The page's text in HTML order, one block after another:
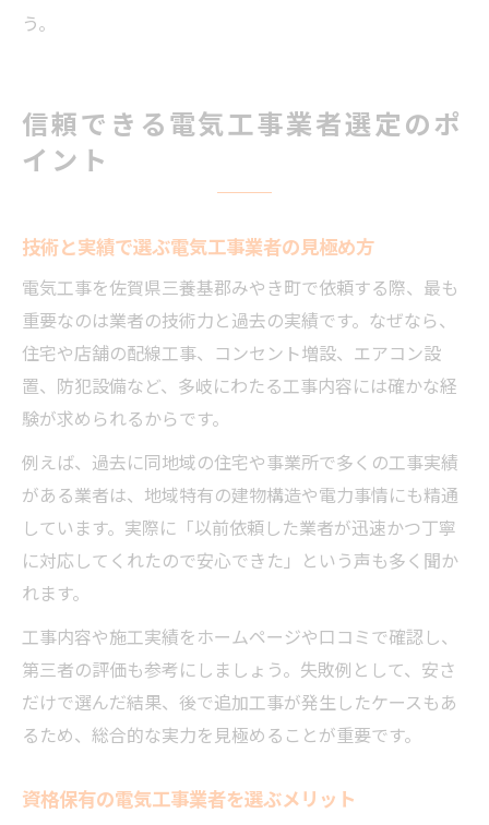
う。
信頼できる電気工事業者選定のポ
イント
技術と実績で選ぶ電気工事業者の見極め方
電気工事を佐賀県三養基郡みやき町で依頼する際、最も
重要なのは業者の技術力と過去の実績です。なぜなら、
住宅や店舗の配線工事、コンセント増設、エアコン設
置、防犯設備など、多岐にわたる工事内容には確かな経
験が求められるからです。
例えば、過去に同地域の住宅や事業所で多くの工事実績
がある業者は、地域特有の建物構造や電力事情にも精通
しています。実際に「以前依頼した業者が迅速かつ丁寧
に対応してくれたので安心できた」という声も多く聞か
れます。
工事内容や施工実績をホームページや口コミで確認し、
第三者の評価も参考にしましょう。失敗例として、安さ
だけで選んだ結果、後で追加工事が発生したケースもあ
るため、総合的な実力を見極めることが重要です。
資格保有の電気工事業者を選ぶメリット